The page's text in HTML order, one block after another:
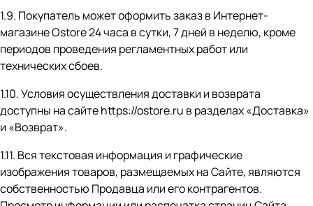
1.9. Покупатель может оформить заказ в Интернет-
магазине Ostore 24 часа в сутки, 7 дней в неделю, кроме
периодов проведения регламентных работ или
технических сбоев.
1.10. Условия осуществления доставки и возврата
доступны на сайтеhttps://ostore.ru в разделах«Доставка»
и «Возврат».
1.11. Вся текстовая информация и графические
изображения товаров, размещаемых на Сайте, являются
собственностью Продавца или его контрагентов.